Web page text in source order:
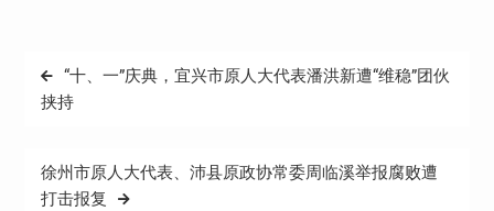
文
章
航
“十、一”庆典，宜兴市原人大代表潘洪新遭“维稳”团伙
挟持
徐州市原人大代表、沛县原政协常委周临溪举报腐败遭
打击报复